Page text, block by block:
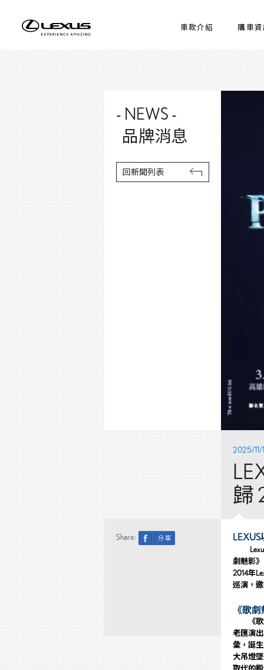
車款介紹 購車
- NEWS -
品牌消息
回新聞列表
2025/11/
歸
Share:
L
劇魅影
2014年
巡演，
《歌劇
《
老匯演
彙，誕生
大吊燈